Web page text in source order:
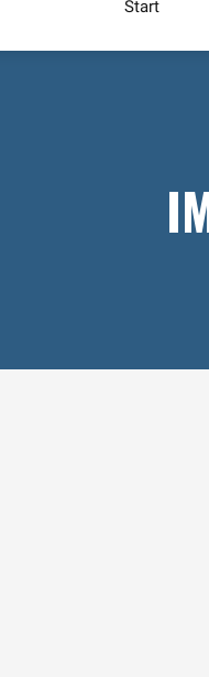
Start